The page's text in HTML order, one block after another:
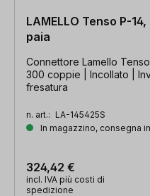
LAMELLO Tenso P-
paia
Connettore Lamello
300 coppie | Incollato |
fresatura
n. art.: LA-145425S
In magazzino, consegna
324,42 €
incl. IVA più costi di
spedizione